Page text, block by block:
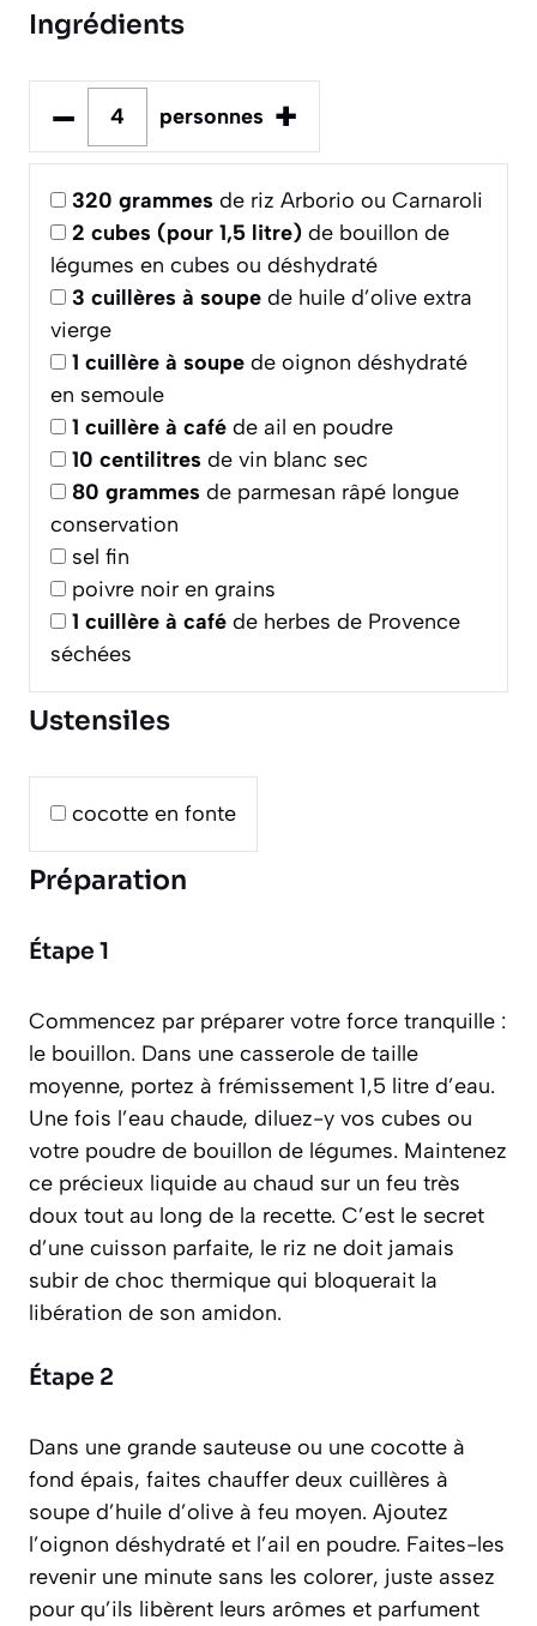
Ingrédients
– personnes +
320 grammes de riz Arborio ou Carnaroli
2 cubes (pour 1,5 litre) de bouillon de
légumes en cubes ou déshydraté
3 cuillères à soupe de huile d’olive extra
vierge
1 cuillère à soupe de oignon déshydraté
en semoule
1 cuillère à café de ail en poudre
10 centilitres de vin blanc sec
80 grammes de parmesan râpé longue
conservation
sel fin
poivre noir en grains
1 cuillère à café de herbes de Provence
séchées
Ustensiles
cocotte en fonte
Préparation
Étape 1
Commencez par préparer votre force tranquille :
le bouillon. Dans une casserole de taille
moyenne, portez à frémissement 1,5 litre d’eau.
Une fois l’eau chaude, diluez-y vos cubes ou
votre poudre de bouillon de légumes. Maintenez
ce précieux liquide au chaud sur un feu très
doux tout au long de la recette. C’est le secret
d’une cuisson parfaite, le riz ne doit jamais
subir de choc thermique qui bloquerait la
libération de son amidon.
Étape 2
Dans une grande sauteuse ou une cocotte à
fond épais, faites chauffer deux cuillères à
soupe d’huile d’olive à feu moyen. Ajoutez
l’oignon déshydraté et l’ail en poudre. Faites-les
revenir une minute sans les colorer, juste assez
pour qu’ils libèrent leurs arômes et parfument